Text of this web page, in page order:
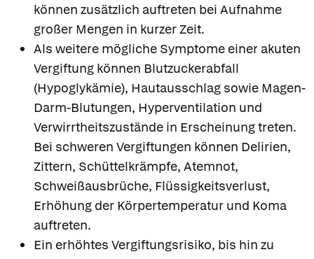
können zusätzlich auftreten bei Aufnahme
großer Mengen in kurzer Zeit.
Als weitere mögliche Symptome einer akuten
Vergiftung können Blutzuckerabfall
(Hypoglykämie), Hautausschlag sowie Magen-
Darm-Blutungen, Hyperventilation und
Verwirrtheitszustände in Erscheinung treten.
Bei schweren Vergiftungen können Delirien,
Zittern, Schüttelkrämpfe, Atemnot,
Schweißausbrüche, Flüssigkeitsverlust,
Erhöhung der Körpertemperatur und Koma
auftreten.
Ein erhöhtes Vergiftungsrisiko, bis hin zu